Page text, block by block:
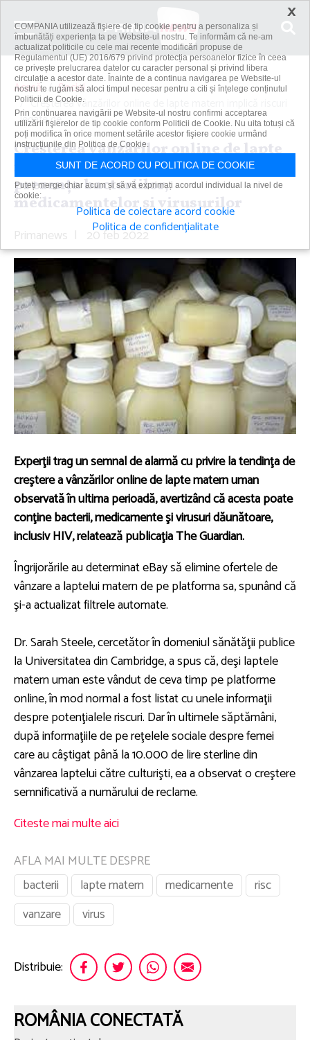
Acasă
Social
Creşterea vânzărilor online de lapte matern implică riscuri
legate de...
Creşterea vânzărilor online de lapte
matern implică riscuri legate de
prezenţa bacteriilor,
medicamentelor şi virusurilor
Primanews | 20 feb 2022
Experţii trag un semnal de alarmă cu privire la tendinţa de
creştere a vânzărilor online de lapte matern uman
observată în ultima perioadă, avertizând că acesta poate
conţine bacterii, medicamente şi virusuri dăunătoare,
inclusiv HIV, relatează publicaţia The Guardian.
Îngrijorările au determinat eBay să elimine ofertele de
vânzare a laptelui matern de pe platforma sa, spunând că
şi-a actualizat filtrele automate.
Dr. Sarah Steele, cercetător în domeniul sănătăţii publice
la Universitatea din Cambridge, a spus că, deşi laptele
matern uman este vândut de ceva timp pe platforme
online, în mod normal a fost listat cu unele informaţii
despre potenţialele riscuri. Dar în ultimele săptămâni,
după informaţiile de pe reţelele sociale despre femei
care au câştigat până la 10.000 de lire sterline din
vânzarea laptelui către culturişti, ea a observat o creştere
semnificativă a numărului de reclame.
Citeste mai multe aici
AFLA MAI MULTE DESPRE
bacterii
lapte matern medicamente
risc
vanzare
virus
Distribuie:
ROMÂNIA CONECTATĂ
×
COMPANIA utilizează fişiere de tip cookie pentru a personaliza și
îmbunătăți experiența ta pe Website-ul nostru. Te informăm că ne-am
actualizat politicile cu cele mai recente modificări propuse de
Regulamentul (UE) 2016/679 privind protecția persoanelor fizice în ceea
ce privește prelucrarea datelor cu caracter personal și privind libera
circulație a acestor date. Înainte de a continua navigarea pe Website-ul
nostru te rugăm să aloci timpul necesar pentru a citi și înțelege conținutul
Politicii de Cookie.
Prin continuarea navigării pe Website-ul nostru confirmi acceptarea
utilizării fişierelor de tip cookie conform Politicii de Cookie. Nu uita totuși că
poți modifica în orice moment setările acestor fişiere cookie urmând
instrucțiunile din Politica de Cookie.
SUNT DE ACORD CU POLITICA DE COOKIE
Puteți merge chiar acum și să vă exprimați acordul individual la nivel de
cookie:
Politica de colectare acord cookie
Politica de confidențialitate